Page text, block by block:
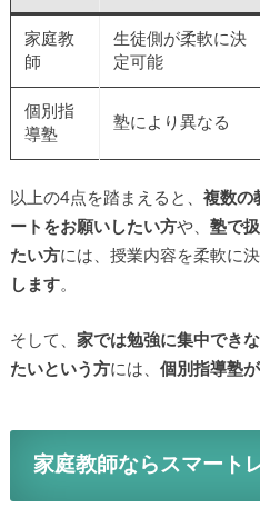
家庭教
師
生徒側が柔軟に決
定可能
個別指
導塾
塾により異なる
以上の4点を踏まえると、 複数の
ートをお願いしたい方や、 塾で
たい方には、授業内容を柔軟に
します。
そして、 家では勉強に集中でき
たいという方には、 個別指導塾
家庭教師ならスマート